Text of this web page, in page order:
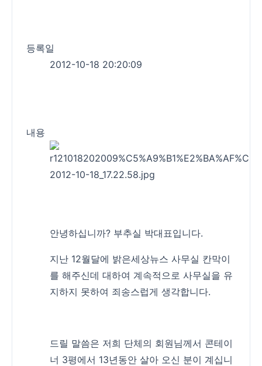
등록일
2012-10-18 20:20:09
내용
안녕하십니까? 부추실 박대표입니다.
지난 12월달에 밝은세상뉴스 사무실 칸막이
를 해주신데 대하여 계속적으로 사무실을 유
지하지 못하여 죄송스럽게 생각합니다.
드릴 말씀은 저희 단체의 회원님께서 콘테이
너 3평에서 13년동안 살아 오신 분이 계십니